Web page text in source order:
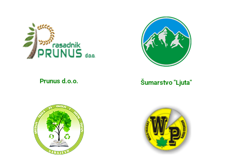
Prunus d.o.o. Šumarstvo "Ljuta"